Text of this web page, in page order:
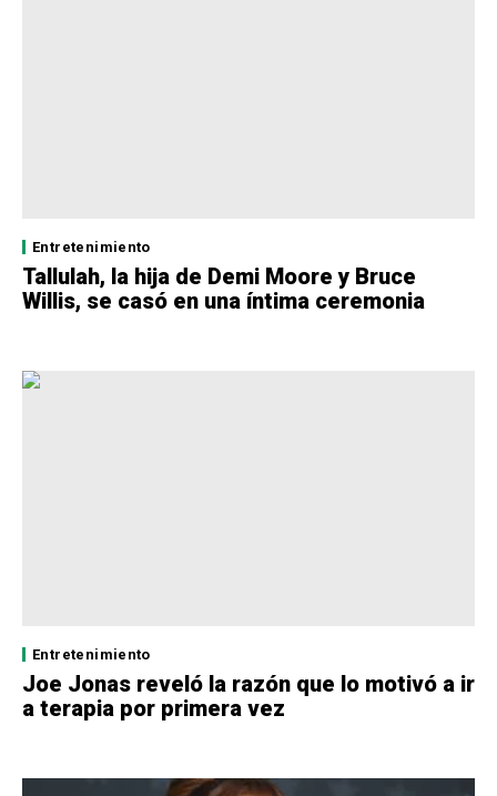
Entretenimiento
Tallulah, la hija de Demi Moore y Bruce
Willis, se casó en una íntima ceremonia
Entretenimiento
Joe Jonas reveló la razón que lo motivó a ir
a terapia por primera vez